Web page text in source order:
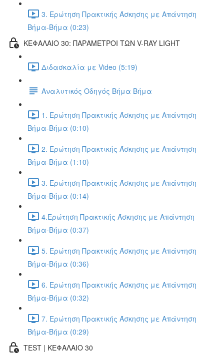
3. Ερώτηση Πρακτικής Άσκησης με Απάντηση
Βήμα-Βήμα (0:23)
ΚΕΦΑΛΑΙΟ 30: ΠΑΡΑΜΕΤΡΟΙ ΤΩΝ V-RAY LIGHT
Διδασκαλία με Video (5:19)
Αναλυτικός Οδηγός Βήμα Βήμα
1. Ερώτηση Πρακτικής Άσκησης με Απάντηση
Βήμα-Βήμα (0:10)
2. Ερώτηση Πρακτικής Άσκησης με Απάντηση
Βήμα-Βήμα (1:10)
3. Ερώτηση Πρακτικής Άσκησης με Απάντηση
Βήμα-Βήμα (0:14)
4.Ερώτηση Πρακτικής Άσκησης με Απάντηση
Βήμα-Βήμα (0:37)
5. Ερώτηση Πρακτικής Άσκησης με Απάντηση
Βήμα-Βήμα (0:36)
6. Ερώτηση Πρακτικής Άσκησης με Απάντηση
Βήμα-Βήμα (0:32)
7. Ερώτηση Πρακτικής Άσκησης με Απάντηση
Βήμα-Βήμα (0:29)
TEST | ΚΕΦΑΛΑΙΟ 30